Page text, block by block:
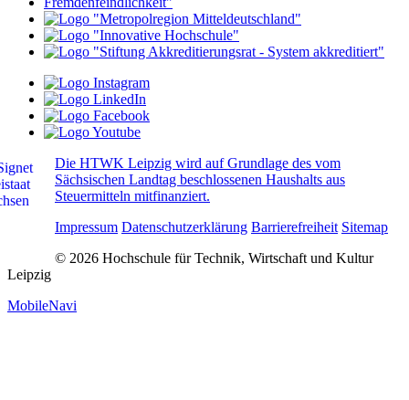
Die HTWK Leipzig wird auf Grundlage des vom
Sächsischen Landtag beschlossenen Haushalts aus
Steuermitteln mitfinanziert.
Impressum Datenschutzerklärung Barrierefreiheit Sitemap
© 2026 Hochschule für Technik, Wirtschaft und Kultur
Leipzig
MobileNavi